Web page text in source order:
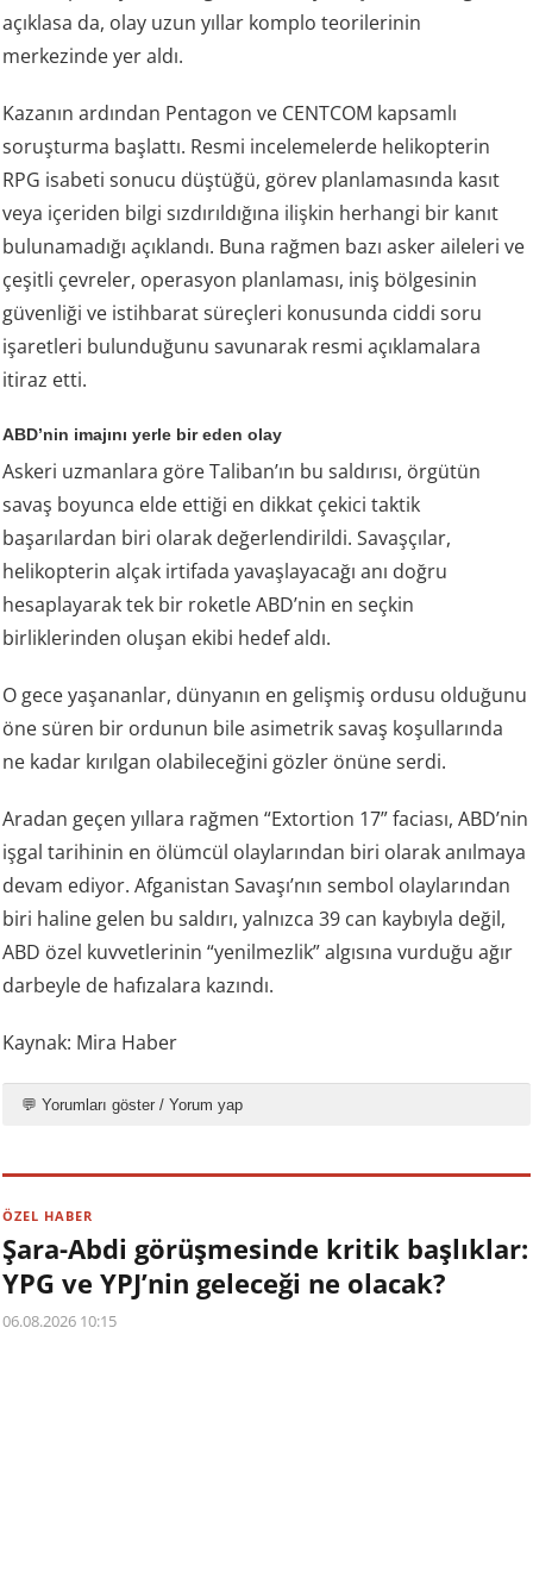
açıklasa da, olay uzun yıllar komplo teorilerinin
merkezinde yer aldı.
Kazanın ardından Pentagon ve CENTCOM kapsamlı
soruşturma başlattı. Resmi incelemelerde helikopterin
RPG isabeti sonucu düştüğü, görev planlamasında kasıt
veya içeriden bilgi sızdırıldığına ilişkin herhangi bir kanıt
bulunamadığı açıklandı. Buna rağmen bazı asker aileleri ve
çeşitli çevreler, operasyon planlaması, iniş bölgesinin
güvenliği ve istihbarat süreçleri konusunda ciddi soru
işaretleri bulunduğunu savunarak resmi açıklamalara
itiraz etti.
ABD’nin imajını yerle bir eden olay
Askeri uzmanlara göre Taliban’ın bu saldırısı, örgütün
savaş boyunca elde ettiği en dikkat çekici taktik
başarılardan biri olarak değerlendirildi. Savaşçılar,
helikopterin alçak irtifada yavaşlayacağı anı doğru
hesaplayarak tek bir roketle ABD’nin en seçkin
birliklerinden oluşan ekibi hedef aldı.
O gece yaşananlar, dünyanın en gelişmiş ordusu olduğunu
öne süren bir ordunun bile asimetrik savaş koşullarında
ne kadar kırılgan olabileceğini gözler önüne serdi.
Aradan geçen yıllara rağmen “Extortion 17” faciası, ABD’nin
işgal tarihinin en ölümcül olaylarından biri olarak anılmaya
devam ediyor. Afganistan Savaşı’nın sembol olaylarından
biri haline gelen bu saldırı, yalnızca 39 can kaybıyla değil,
ABD özel kuvvetlerinin “yenilmezlik” algısına vurduğu ağır
darbeyle de hafızalara kazındı.
Kaynak: Mira Haber
💬 Yorumları göster / Yorum yap
ÖZEL HABER
Şara-Abdi görüşmesinde kritik başlıklar:
YPG ve YPJ’nin geleceği ne olacak?
06.08.2026 10:15